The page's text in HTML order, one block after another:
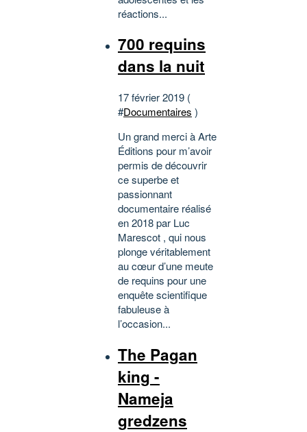
réactions...
700 requins
dans la nuit
17 février 2019 (
#Documentaires )
Un grand merci à Arte
Éditions pour m’avoir
permis de découvrir
ce superbe et
passionnant
documentaire réalisé
en 2018 par Luc
Marescot , qui nous
plonge véritablement
au cœur d’une meute
de requins pour une
enquête scientifique
fabuleuse à
l’occasion...
The Pagan
king -
Nameja
gredzens